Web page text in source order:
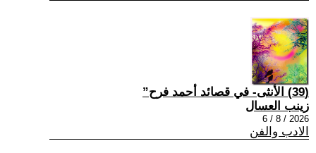
(39) الأنثى- في قصائد أحمد فرح”
زينب العسال
2026 / 8 / 6
الادب والفن